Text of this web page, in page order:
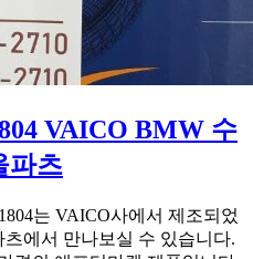
VAICO BMW 수
파츠
는 VAICO사에서 제조되었
에서 만나보실 수 있습니다.